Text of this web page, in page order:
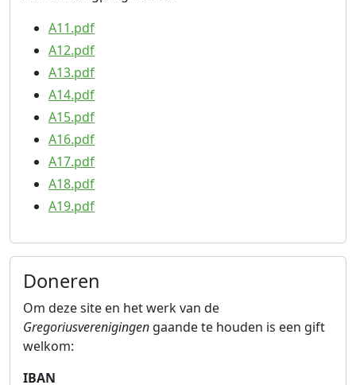
A11.pdf
A12.pdf
A13.pdf
A14.pdf
A15.pdf
A16.pdf
A17.pdf
A18.pdf
A19.pdf
Doneren
Om deze site en het werk van de
Gregoriusverenigingen gaande te houden is een gift
welkom:
IBAN